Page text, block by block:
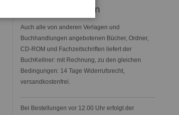
Lieferbedingungen
Auch alle von anderen Verlagen und
Buchhandlungen angebotenen Bücher, Ordner,
CD-ROM und Fachzeitschriften liefert der
BuchKellner: mit Rechnung, zu den gleichen
Bedingungen: 14 Tage Widerrufsrecht,
versandkostenfrei.
Bei Bestellungen vor 12.00 Uhr erfolgt der